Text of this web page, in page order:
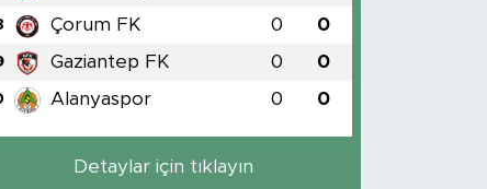
Çorum FK 0 0
Gaziantep FK 0 0
Alanyaspor 0 0
Detaylar için tıklayın